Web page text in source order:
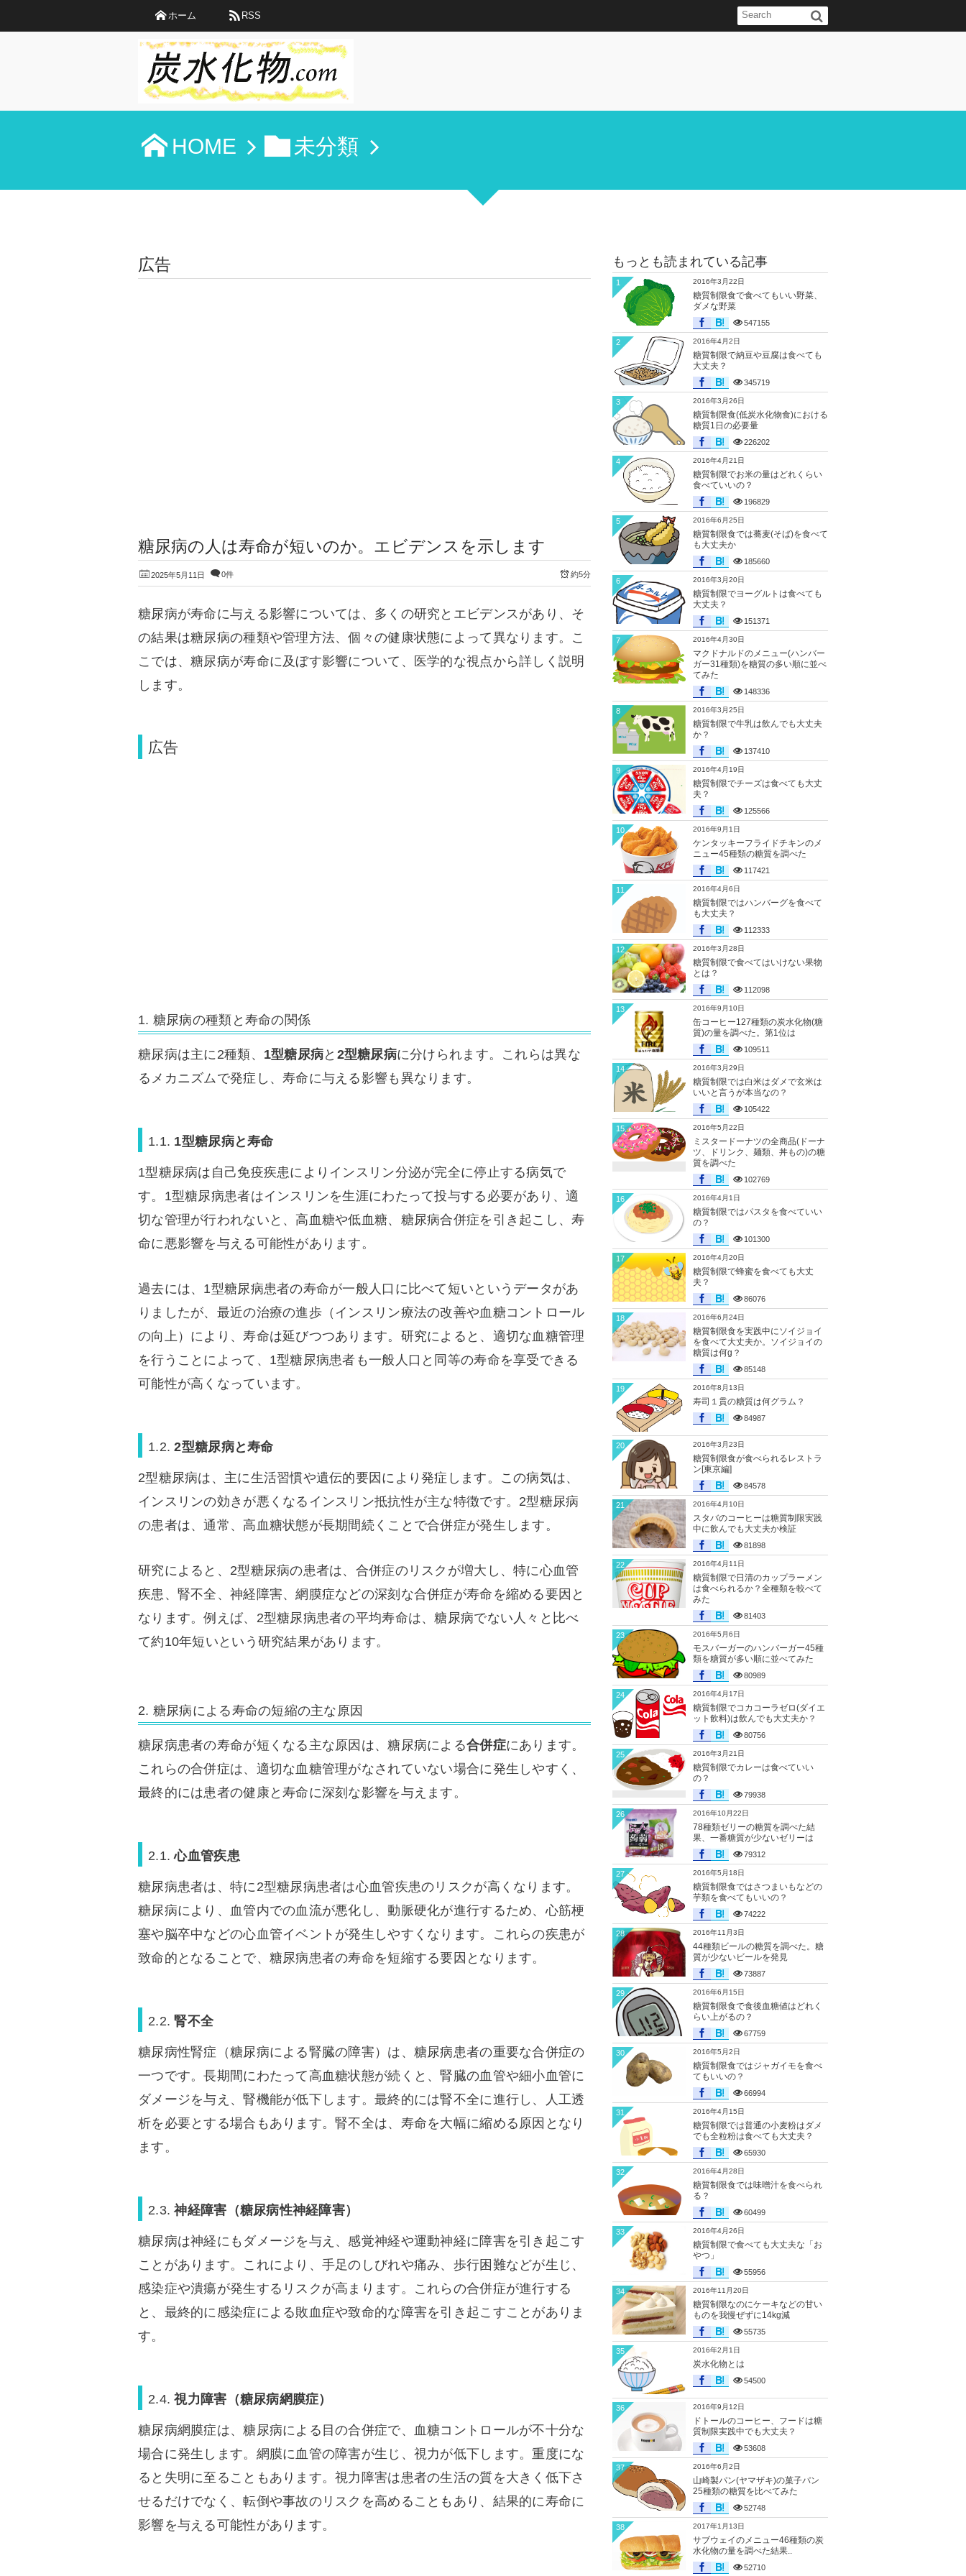
ホーム RSS
HOME 未分類
広告
糖尿病の人は寿命が短いのか。エビデンスを示します
2025年5月11日 0件 約5分
糖尿病が寿命に与える影響については、多くの研究とエビデンスがあり、そ
の結果は糖尿病の種類や管理方法、個々の健康状態によって異なります。こ
こでは、糖尿病が寿命に及ぼす影響について、医学的な視点から詳しく説明
します。
広告
1. 糖尿病の種類と寿命の関係
糖尿病は主に2種類、 1型糖尿病と 2型糖尿病に分けられます。これらは異な
るメカニズムで発症し、寿命に与える影響も異なります。
1.1. 1型糖尿病と寿命
1型糖尿病は自己免疫疾患によりインスリン分泌が完全に停止する病気で
す。1型糖尿病患者はインスリンを生涯にわたって投与する必要があり、適
切な管理が行われないと、高血糖や低血糖、糖尿病合併症を引き起こし、寿
命に悪影響を与える可能性があります。
過去には、1型糖尿病患者の寿命が一般人口に比べて短いというデータがあ
りましたが、最近の治療の進歩（インスリン療法の改善や血糖コントロール
の向上）により、寿命は延びつつあります。研究によると、適切な血糖管理
を行うことによって、1型糖尿病患者も一般人口と同等の寿命を享受できる
可能性が高くなっています。
1.2.2型糖尿病と寿命
2型糖尿病は、主に生活習慣や遺伝的要因により発症します。この病気は、
インスリンの効きが悪くなるインスリン抵抗性が主な特徴です。2型糖尿病
の患者は、通常、高血糖状態が長期間続くことで合併症が発生します。
研究によると、2型糖尿病の患者は、合併症のリスクが増大し、特に心血管
疾患、腎不全、神経障害、網膜症などの深刻な合併症が寿命を縮める要因と
なります。例えば、2型糖尿病患者の平均寿命は、糖尿病でない人々と比べ
て約10年短いという研究結果があります。
2. 糖尿病による寿命の短縮の主な原因
糖尿病患者の寿命が短くなる主な原因は、糖尿病による合併症にあります。
これらの合併症は、適切な血糖管理がなされていない場合に発生しやすく、
最終的には患者の健康と寿命に深刻な影響を与えます。
2.1.心血管疾患
糖尿病患者は、特に2型糖尿病患者は心血管疾患のリスクが高くなります。
糖尿病により、血管内での血流が悪化し、動脈硬化が進行するため、心筋梗
塞や脳卒中などの心血管イベントが発生しやすくなります。これらの疾患が
致命的となることで、糖尿病患者の寿命を短縮する要因となります。
2.2.腎不全
糖尿病性腎症（糖尿病による腎臓の障害）は、糖尿病患者の重要な合併症の
一つです。長期間にわたって高血糖状態が続くと、腎臓の血管や細小血管に
ダメージを与え、腎機能が低下します。最終的には腎不全に進行し、人工透
析を必要とする場合もあります。腎不全は、寿命を大幅に縮める原因となり
ます。
2.3.神経障害（糖尿病性神経障害）
糖尿病は神経にもダメージを与え、感覚神経や運動神経に障害を引き起こす
ことがあります。これにより、手足のしびれや痛み、歩行困難などが生じ、
感染症や潰瘍が発生するリスクが高まります。これらの合併症が進行する
と、最終的に感染症による敗血症や致命的な障害を引き起こすことがありま
す。
2.4.視力障害（糖尿病網膜症）
糖尿病網膜症は、糖尿病による目の合併症で、血糖コントロールが不十分な
場合に発生します。網膜に血管の障害が生じ、視力が低下します。重度にな
ると失明に至ることもあります。視力障害は患者の生活の質を大きく低下さ
せるだけでなく、転倒や事故のリスクを高めることもあり、結果的に寿命に
影響を与える可能性があります。
もっとも読まれている記事
2016年3月22日
糖質制限食で食べてもいい野菜、
ダメな野菜
547155
1
2016年4月2日
糖質制限で納豆や豆腐は食べても
大丈夫？
345719
2
2016年3月26日
糖質制限食(低炭水化物食)における
糖質1日の必要量
226202
3
2016年4月21日
糖質制限でお米の量はどれくらい
食べていいの？
196829
4
2016年6月25日
糖質制限食では蕎麦(そば)を食べて
も大丈夫か
185660
5
2016年3月20日
糖質制限でヨーグルトは食べても
大丈夫？
151371
6
2016年4月30日
マクドナルドのメニュー(ハンバー
ガー31種類)を糖質の多い順に並べ
てみた
148336
7
2016年3月25日
糖質制限で牛乳は飲んでも大丈夫
か？
137410
8
2016年4月19日
糖質制限でチーズは食べても大丈
夫？
125566
9
2016年9月1日
ケンタッキーフライドチキンのメ
ニュー45種類の糖質を調べた
117421
10
2016年4月6日
糖質制限ではハンバーグを食べて
も大丈夫？
112333
11
2016年3月28日
糖質制限で食べてはいけない果物
とは？
112098
12
2016年9月10日
缶コーヒー127種類の炭水化物(糖
質)の量を調べた。第1位は
109511
13
2016年3月29日
糖質制限では白米はダメで玄米は
いいと言うが本当なの？
105422
14
2016年5月22日
ミスタードーナツの全商品(ドーナ
ツ、ドリンク、麺類、丼もの)の糖
質を調べた
102769
15
2016年4月1日
糖質制限ではパスタを食べていい
の？
101300
16
2016年4月20日
糖質制限で蜂蜜を食べても大丈
夫？
86076
17
2016年6月24日
糖質制限食を実践中にソイジョイ
を食べて大丈夫か。ソイジョイの
糖質は何g？
85148
18
2016年8月13日
寿司１貫の糖質は何グラム？
84987
19
2016年3月23日
糖質制限食が食べられるレストラ
ン[東京編]
84578
20
2016年4月10日
スタバのコーヒーは糖質制限実践
中に飲んでも大丈夫か検証
81898
21
2016年4月11日
糖質制限で日清のカップラーメン
は食べられるか？全種類を較べて
みた
81403
22
2016年5月6日
モスバーガーのハンバーガー45種
類を糖質が多い順に並べてみた
80989
23
2016年4月17日
糖質制限でコカコーラゼロ(ダイエ
ット飲料)は飲んでも大丈夫か？
80756
24
2016年3月21日
糖質制限でカレーは食べていい
の？
79938
25
2016年10月22日
78種類ゼリーの糖質を調べた結
果、一番糖質が少ないゼリーは
79312
26
2016年5月18日
糖質制限食ではさつまいもなどの
芋類を食べてもいいの？
74222
27
2016年11月3日
44種類ビールの糖質を調べた。糖
質が少ないビールを発見
73887
28
2016年6月15日
糖質制限食で食後血糖値はどれく
らい上がるの？
67759
29
2016年5月2日
糖質制限食ではジャガイモを食べ
てもいいの？
66994
30
2016年4月15日
糖質制限では普通の小麦粉はダメ
でも全粒粉は食べても大丈夫？
65930
31
2016年4月28日
糖質制限食では味噌汁を食べられ
る？
60499
32
2016年4月26日
糖質制限で食べても大丈夫な「お
やつ」
55956
33
2016年11月20日
糖質制限なのにケーキなどの甘い
ものを我慢ぜずに14kg減
55735
34
2016年2月1日
炭水化物とは
54500
35
2016年9月12日
ドトールのコーヒー、フードは糖
質制限実践中でも大丈夫？
53608
36
2016年6月2日
山崎製パン(ヤマザキ)の菓子パン
25種類の糖質を比べてみた
52748
37
2017年1月13日
サブウェイのメニュー46種類の炭
水化物の量を調べた結果..
52710
38